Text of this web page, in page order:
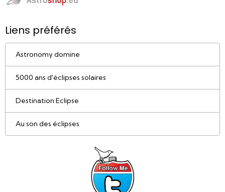
Liens préférés
Astronomy domine
5000 ans d'éclipses solaires
Destination Eclipse
Au son des éclipses